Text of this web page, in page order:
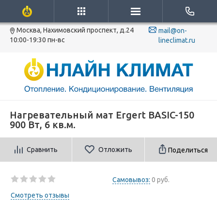
Москва, Нахимовский проспект, д.24
10:00-19:30 пн-вс
mail@on-
lineclimat.ru
Нагревательный мат Ergert BASIC-150
900 Вт, 6 кв.м.
Сравнить Отложить Поделиться
Самовывоз: 0 руб.
Смотреть отзывы